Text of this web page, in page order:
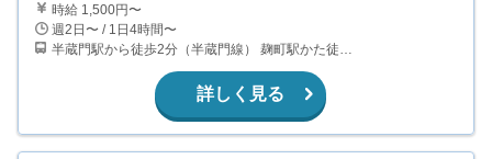
時給 1,500円〜
週2日〜 / 1日4時間〜
詳しく見る